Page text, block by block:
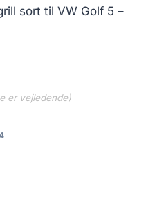
sort til VW Golf 5 –
er vejledende)